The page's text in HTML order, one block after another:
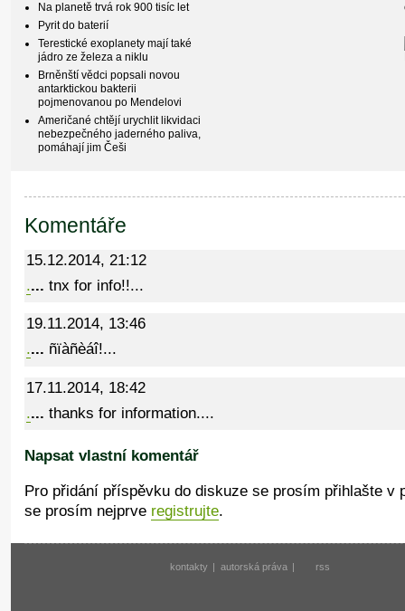
Na planetě trvá rok 900 tisíc let
Pyrit do baterií
Terestické exoplanety mají také
jádro ze železa a niklu
Brněnští vědci popsali novou
antarktickou bakterii
pojmenovanou po Mendelovi
Američané chtějí urychlit likvidaci
nebezpečného jaderného paliva,
pomáhají jim Češi
Komentáře
15.12.2014, 21:12
.... tnx for info!!...
19.11.2014, 13:46
.... ñïàñèáî!...
17.11.2014, 18:42
.... thanks for information....
Napsat vlastní komentář
Pro přidání příspěvku do diskuze se prosím přihlašte v
se prosím nejprve registrujte.
kontakty | autorská práva | rss